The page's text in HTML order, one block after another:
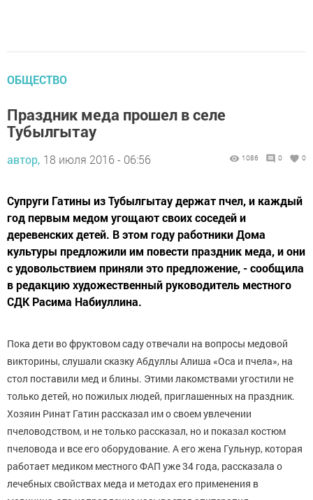
ОБЩЕСТВО
Праздник меда прошел в селе
Тубылгытау
автор, 18 июля 2016 - 06:56 1086 0 0
Супруги Гатины из Тубылгытау держат пчел, и каждый
год первым медом угощают своих соседей и
деревенских детей. В этом году работники Дома
культуры предложили им повести праздник меда, и они
с удовольствием приняли это предложение, - сообщила
в редакцию художественный руководитель местного
СДК Расима Набиуллина.
Пока дети во фруктовом саду отвечали на вопросы медовой
викторины, слушали сказку Абдуллы Алиша «Оса и пчела», на
стол поставили мед и блины. Этими лакомствами угостили не
только детей, но пожилых людей, приглашенных на праздник.
Хозяин Ринат Гатин рассказал им о своем увлечении
пчеловодством, и не только рассказал, но и показал костюм
пчеловода и все его оборудование. А его жена Гульнур, которая
работает медиком местного ФАП уже 34 года, рассказала о
лечебных свойствах меда и методах его применения в